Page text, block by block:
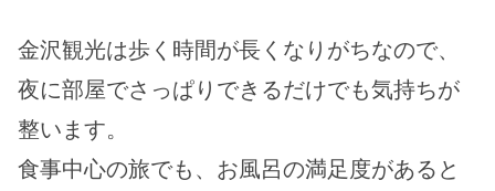
金沢観光は歩く時間が長くなりがちなので、
夜に部屋でさっぱりできるだけでも気持ちが
整います。
食事中心の旅でも、お風呂の満足度があると